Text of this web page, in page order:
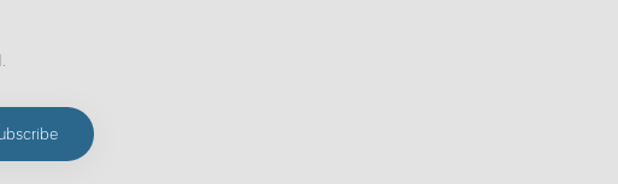
اشترك في نشرتنا الإخبارية وكن دائمًا أول من يسمع بما يحدث.